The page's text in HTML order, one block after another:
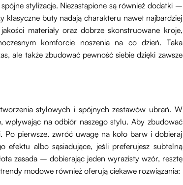
stylizacje. Niezastąpione są również dodatki –
buty nadają charakteru nawet najbardziej
materiały oraz dobrze skonstruowane kroje,
komforcie noszenia na co dzień. Taka
ale także zbudować pewność siebie dzięki zawsze
stylowych i spójnych zestawów ubrań. W
na odbiór naszego stylu. Aby zbudować
pierwsze, zwróć uwagę na koło barw i dobieraj
efektu albo sąsiadujące, jeśli preferujesz subtelną
zasada – dobierając jeden wyrazisty wzór, resztę
modowe również oferują ciekawe rozwiązania: